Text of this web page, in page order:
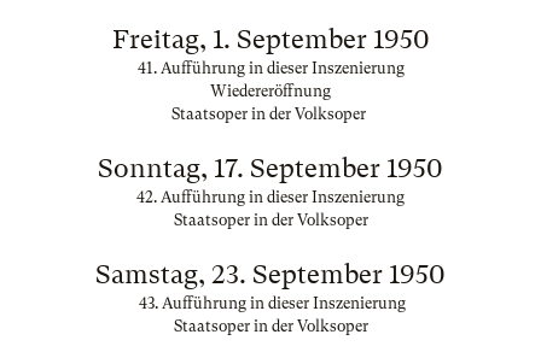
Freitag, 1. September 1950
41. Aufführung in dieser Inszenierung
Wiedereröffnung
Staatsoper in der Volksoper
Sonntag, 17. September 1950
42. Aufführung in dieser Inszenierung
Staatsoper in der Volksoper
Samstag, 23. September 1950
43. Aufführung in dieser Inszenierung
Staatsoper in der Volksoper